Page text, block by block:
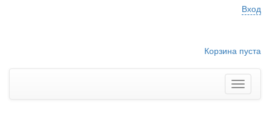
Вход
Корзина пуста